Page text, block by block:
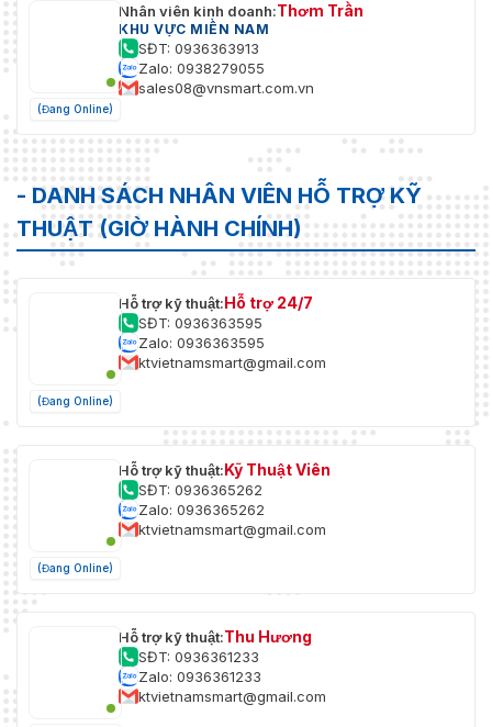
(Đang Online)
Nhân viên kinh doanh:Thơm Trần
KHU VỰC MIỀN NAM
SĐT: 0936363913
Zalo: 0938279055
sales08@vnsmart.com.vn
- DANH SÁCH NHÂN VIÊN HỖ TRỢ KỸ
THUẬT (GIỜ HÀNH CHÍNH)
(Đang Online)
Hỗ trợ kỹ thuật:Hỗ trợ 24/7
SĐT: 0936363595
Zalo: 0936363595
ktvietnamsmart@gmail.com
(Đang Online)
Hỗ trợ kỹ thuật:Kỹ Thuật Viên
SĐT: 0936365262
Zalo: 0936365262
ktvietnamsmart@gmail.com
Hỗ trợ kỹ thuật:Thu Hương
SĐT: 0936361233
Zalo: 0936361233
ktvietnamsmart@gmail.com